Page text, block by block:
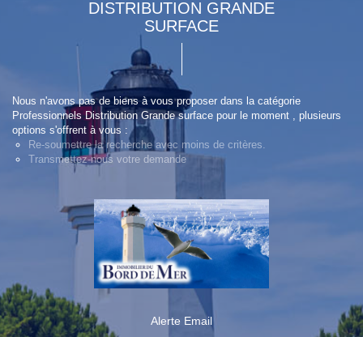
DISTRIBUTION GRANDE
SURFACE
Nous n'avons pas de biens à vous proposer dans la catégorie
Professionnels Distribution Grande surface pour le moment , plusieurs
options s'offrent à vous :
Re-soumettre la recherche avec moins de critères.
Transmettez-nous votre demande
Alerte Email